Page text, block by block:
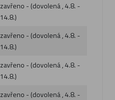
zavřeno - (dovolená , 4.8. -
14.8.)
zavřeno - (dovolená , 4.8. -
14.8.)
zavřeno - (dovolená , 4.8. -
14.8.)
zavřeno - (dovolená , 4.8. -